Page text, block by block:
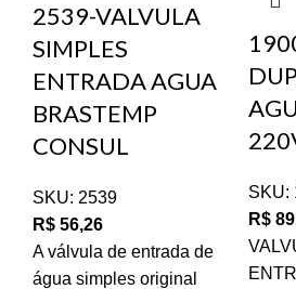
2539-VALVULA
SIMPLES
ENTRADA AGUA
BRASTEMP
CONSUL
SKU: 2539
R$ 56,26
A válvula de entrada de
água simples original
SKU:
R$